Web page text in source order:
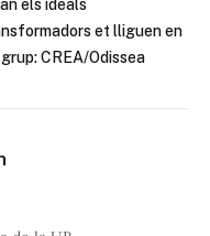
els ideals
et lliguen en
CREA/Odissea